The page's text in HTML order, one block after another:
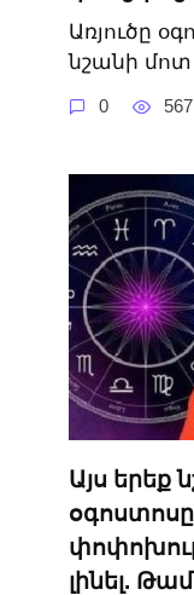
Առյուծը
նշանի մոտ
0 567
Այս երեք
լինել.